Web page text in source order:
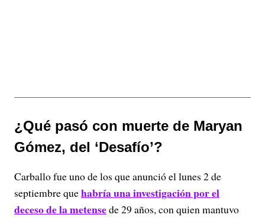
¿Qué pasó con muerte de Maryan
Gómez, del ‘Desafío’?
Carballo fue uno de los que anunció el lunes 2 de
septiembre quehabría una investigación por el
deceso de la metensede 29 años, con quien mantuvo